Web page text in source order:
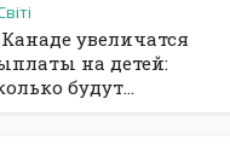
увеличатся
на детей:
будут...